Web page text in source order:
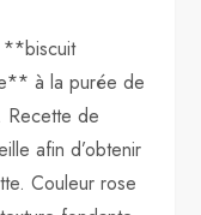
**biscuit
à la purée de
Recette de
afin d’obtenir
Couleur rose